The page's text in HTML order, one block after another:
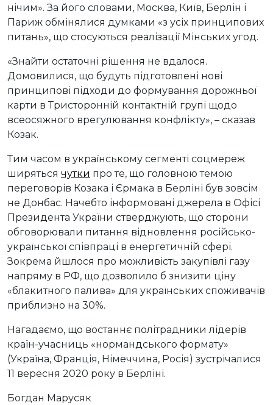
нічим». За його словами, Москва, Київ, Берлін і
Париж обмінялися думками «з усіх принципових
питань», що стосуються реалізації Мінських угод.
«Знайти остаточні рішення не вдалося.
Домовилися, що будуть підготовлені нові
принципові підходи до формування дорожньої
карти в Тристоронній контактній групі щодо
всеосяжного врегулювання конфлікту», – сказав
Козак.
Тим часом в українському сегменті соцмереж
ширяться чутки про те, що головною темою
переговорів Козака і Єрмака в Берліні був зовсім
не Донбас. Начебто інформовані джерела в Офісі
Президента України стверджують, що сторони
обговорювали питання відновлення російсько-
української співпраці в енергетичній сфері.
Зокрема йшлося про можливість закупівлі газу
напряму в РФ, що дозволило б знизити ціну
«блакитного палива» для українських споживачів
приблизно на 30%.
Нагадаємо, що востаннє політрадники лідерів
країн-учасниць «нормандського формату»
(Україна, Франція, Німеччина, Росія) зустрічалися
11 вересня 2020 року в Берліні.
Богдан Марусяк